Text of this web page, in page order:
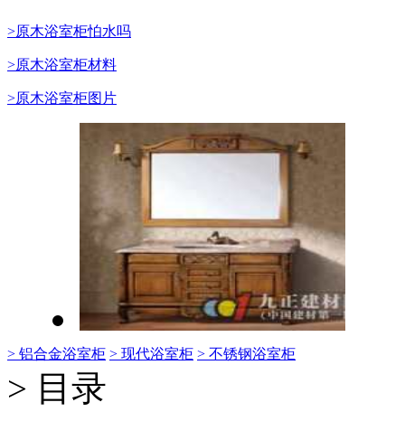
>原木浴室柜怕水吗
>原木浴室柜材料
>原木浴室柜图片
> 铝合金浴室柜 > 现代浴室柜 > 不锈钢浴室柜
> 目录